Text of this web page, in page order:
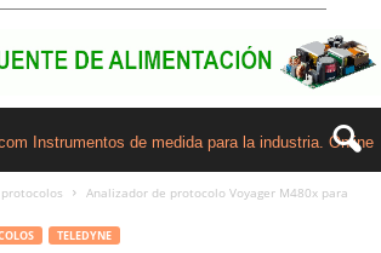
Analizador de protocolo Voyager M480x para
TELEDYNE